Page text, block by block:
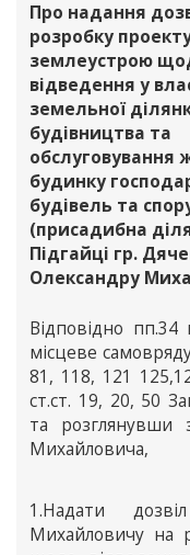
Про надання
розробку
землеустрою
відведення у
земельної
будівництва та
обслуговування
будинку
будівель та
(присадибна
Підгайці гр.
Олександру
Відповідно
місцеве
81, 118, 121
ст.ст. 19, 20, 50
та розглянувши
Михайловича,
1.Надати
Михайловичу на